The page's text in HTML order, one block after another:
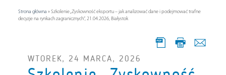
Strona główna »Szkolenie „Zyskowność eksportu – jak analizować dane i podejmować trafne
decyzje na rynkach zagranicznych”, 21.04.2026, Białystok
WTOREK, 24 MARCA, 2026